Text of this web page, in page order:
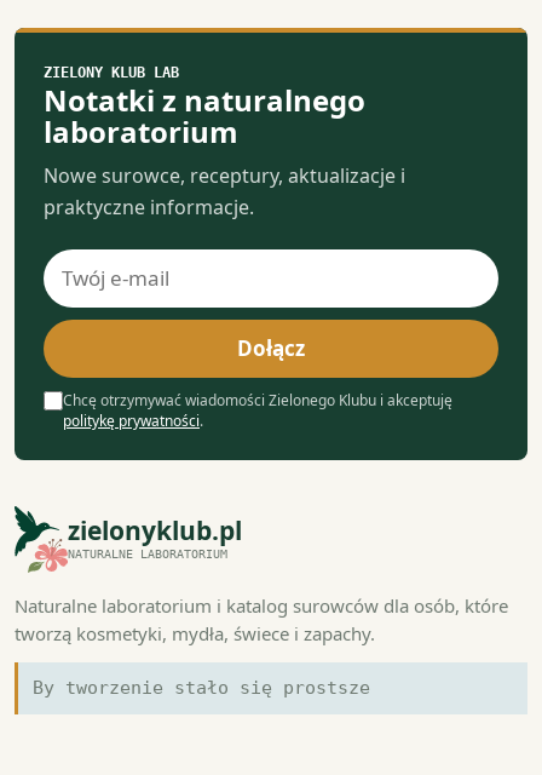
ZIELONY KLUB LAB
Notatki z naturalnego
laboratorium
Nowe surowce, receptury, aktualizacje i
praktyczne informacje.
Adres
e-
mail
Dołącz
Chcę otrzymywać wiadomości Zielonego Klubu i akceptuję
politykę prywatności.
zielonyklub.pl
NATURALNE LABORATORIUM
Naturalne laboratorium i katalog surowców dla osób, które
tworzą kosmetyki, mydła, świece i zapachy.
By tworzenie stało się prostsze